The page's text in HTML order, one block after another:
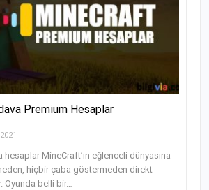
Premium Hesaplar
MineCraft’ın eğlenceli dünyasına
hiçbir çaba göstermeden direkt
Oyunda belli bir…